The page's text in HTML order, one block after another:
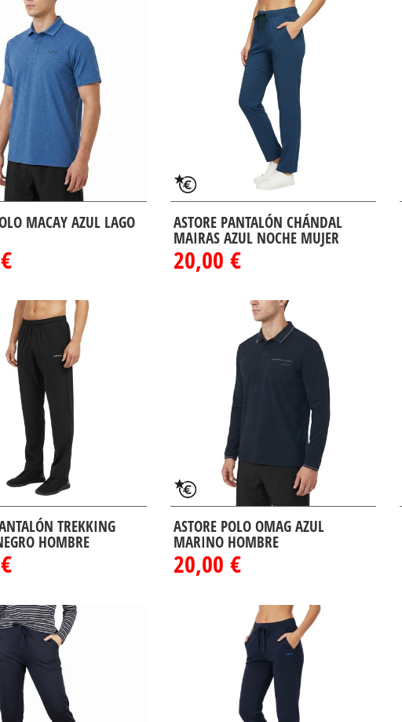
MACAY AZUL LAGO ASTORE PANTALÓN CHÁNDAL
MAIRAS AZUL NOCHE MUJER
20,00 €
TREKKING
HOMBRE
ASTORE POLO OMAG AZUL
MARINO HOMBRE
20,00 €